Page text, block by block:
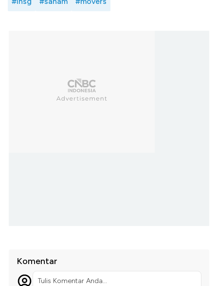
Komentar
Tulis Komentar Anda...